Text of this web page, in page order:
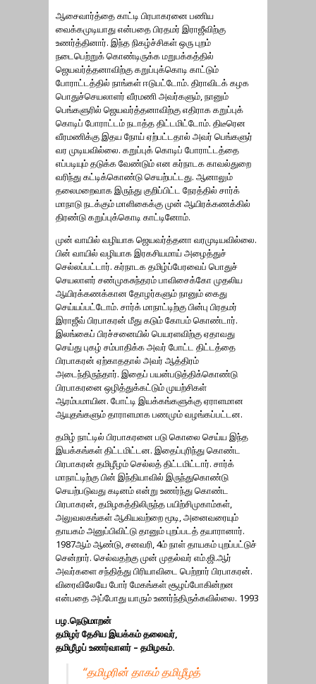
ஆசைவார்த்தை காட்டி பிரபாகரனை பணிய
வைக்கமுடியாது என்பதை பிரதமர் இராஜீவிற்கு
உணர்த்தினார். இந்த நிகழ்ச்சிகள் ஒரு புறம்
நடைபெற்றுக் கொண்டிருக்க மறுபக்கத்தில்
ஜெயவர்த்தனாவிற்கு கறுப்புக்கொடி காட்டும்
போராட்டத்தில் நாங்கள் ஈடுபட்டோம். திராவிடக் கழக
பொதுச்செயலாளர் வீரமணி அவர்களும், நானும்
பெங்களுரில் ஜெயவர்த்தனாவிற்கு எதிராக கறுப்புக்
கொடிப் போராட்டம் நடாத்த திட்டமிட்டோம். திடீரென
வீரமணிக்கு இதய நோய் ஏற்பட்டதால் அவர் பெங்களுர்
வர முடியவில்லை. கறுப்புக் கொடிப் போராட்டத்தை
எப்படியும் தடுக்க வேண்டும் என கர்நாடக காவல்துறை
வரிந்து கட்டிக்கொண்டு செயற்பட்டது. ஆனாலும்
தலைமறைவாக இருந்து குறிப்பிட்ட நேரத்தில் சார்க்
மாநாடு நடக்கும் மாளிகைக்கு முன் ஆயிரக்கணக்கில்
திரண்டு கறுப்புக்கொடி காட்டினோம்.
முன் வாயில் வழியாக ஜெயவர்த்தனா வரமுடியவில்லை.
பின் வாயில் வழியாக இரகசியமாய் அழைத்துச்
செல்லப்பட்டார். கர்நாடக தமிழ்ப்பேரவைப் பொதுச்
செயலாளர் சண்முகசுந்தரம் பாவிசைக்கோ முதலிய
ஆயிரக்கணக்கான தோழர்களும் நானும் கைது
செய்யப்பட்டோம். சார்க் மாநாட்டிற்கு பின்பு பிரதமர்
இராஜீவ் பிரபாகரன் மீது கடும் கோபம் கொண்டார்.
இலங்கைப் பிரச்சனையில் பெயரளவிற்கு ஏதாவது
செய்து புகழ் சம்பாதிக்க அவர் போட்ட திட்டத்தை
பிரபாகரன் ஏற்காததால் அவர் ஆத்திரம்
அடைந்திருந்தார். இதைப் பயன்படுத்திக்கொண்டு
பிரபாகரனை ஒழித்துக்கட்டும் முயற்சிகள்
ஆரம்பமாயின. போட்டி இயக்கங்களுக்கு ஏராளமான
ஆயுதங்களும் தாராளமாக பணமும் வழங்கப்பட்டன.
தமிழ் நாட்டில் பிரபாகரனை படு கொலை செய்ய இந்த
இயக்கங்கள் திட்டமிட்டன. இதைப்புரிந்து கொண்ட
பிரபாகரன் தமிழீழம் செல்லத் திட்டமிட்டார். சார்க்
மாநாட்டிற்கு பின் இந்தியாவில் இருந்துகொண்டு
செயற்படுவது கடினம் என்று உணர்ந்து கொண்ட
பிரபாகரன், தமிழகத்திலிருந்த பயிற்சிமுகாம்கள்,
அலுவலகங்கள் ஆகியவற்றை மூடி, அனைவரையும்
தாயகம் அனுப்பிவிட்டு தானும் புறப்படத் தயாரானார்.
1987ஆம் ஆண்டு, சனவரி, 4ம் நாள் தாயகம் புறப்பட்டுச்
சென்றார். செல்வதற்கு முன் முதல்வர் எம்.ஜி.ஆர்
அவர்களை சந்தித்து பிரியாவிடை பெற்றார் பிரபாகரன்.
விரைவிலேயே போர் மேகங்கள் சூழப்போகின்றன
என்பதை அப்போது யாரும் உணர்ந்திருக்கவில்லை. 1993
பழ.நெடுமாறன்
தமிழர் தேசிய இயக்கம் தலைவர்,
தமிழீழப் உணர்வாளர் – தமிழகம்.
“தமிழரின் தாகம் தமிழீழத்